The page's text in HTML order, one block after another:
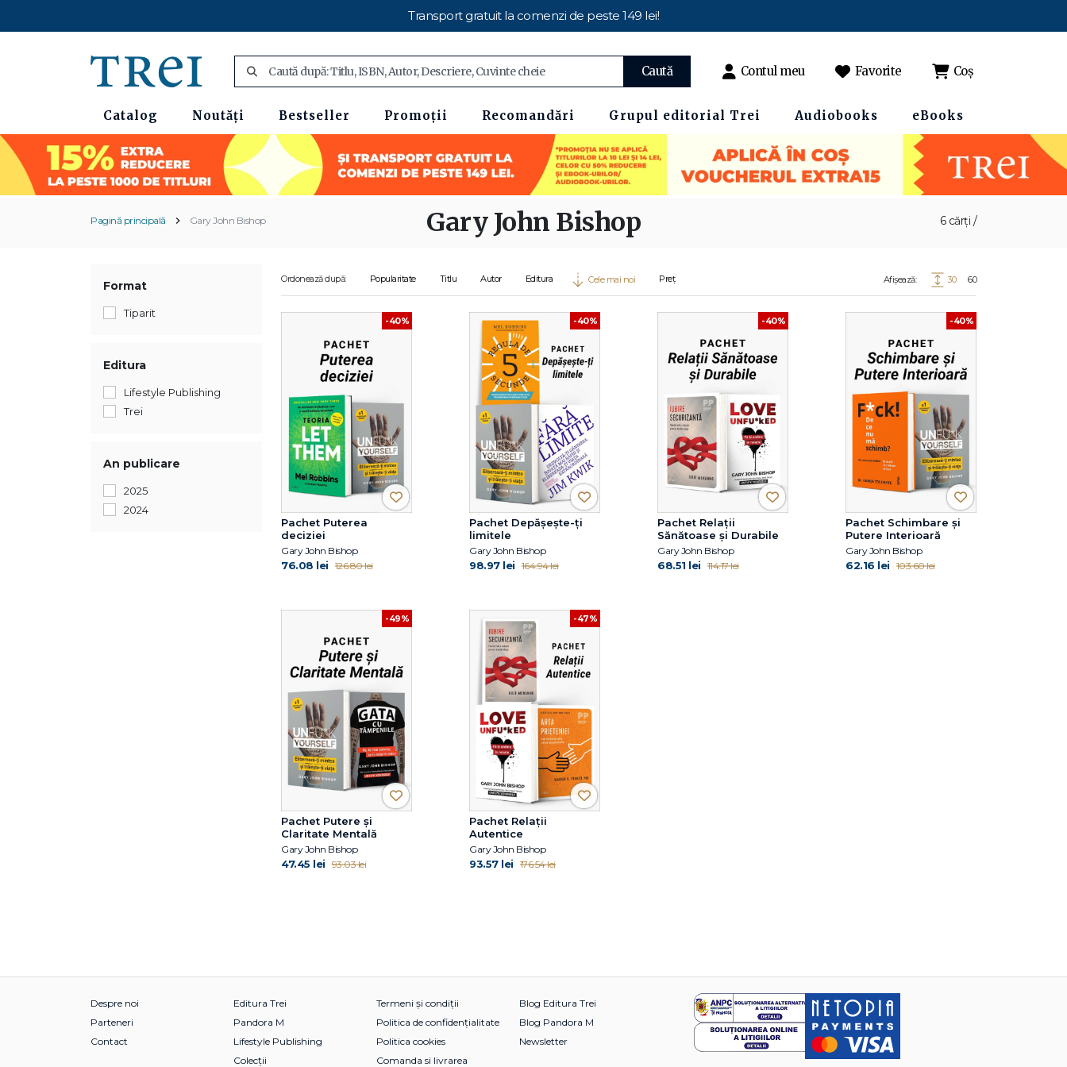
Transport gratuit la comenzi de peste 149 lei!
Caută Contul meu Favorite Coș
Catalog Noutăți Bestseller Promoții Recomandări Grupul editorial Trei Audiobooks eBooks
Pagină principală Gary John Bishop 6 cărți /
Gary John Bishop
Format
Tiparit
Editura
Lifestyle Publishing
Trei
An publicare
2025
2024
Ordonează după: Popularitate Titlu Autor Editura Cele mai noi Preț Afișează: 30 60
-40%
Pachet Puterea
deciziei
Gary John Bishop
76.08 lei 126.80 lei
-40%
Pachet Depășește-ți
limitele
Gary John Bishop
98.97 lei 164.94 lei
-40%
Pachet Relații
Sănătoase și Durabile
Gary John Bishop
68.51 lei 114.17 lei
-40%
Pachet Schimbare și
Putere Interioară
Gary John Bishop
62.16 lei 103.60 lei
-49%
Pachet Putere și
Claritate Mentală
Gary John Bishop
47.45 lei 93.03 lei
-47%
Pachet Relații
Autentice
Gary John Bishop
93.57 lei 176.54 lei
Despre noi
Parteneri
Contact
Editura Trei
Pandora M
Lifestyle Publishing
Colecții
Termeni și condiții
Politica de confidențialitate
Politica cookies
Comanda si livrarea
Blog Editura Trei
Blog Pandora M
Newsletter